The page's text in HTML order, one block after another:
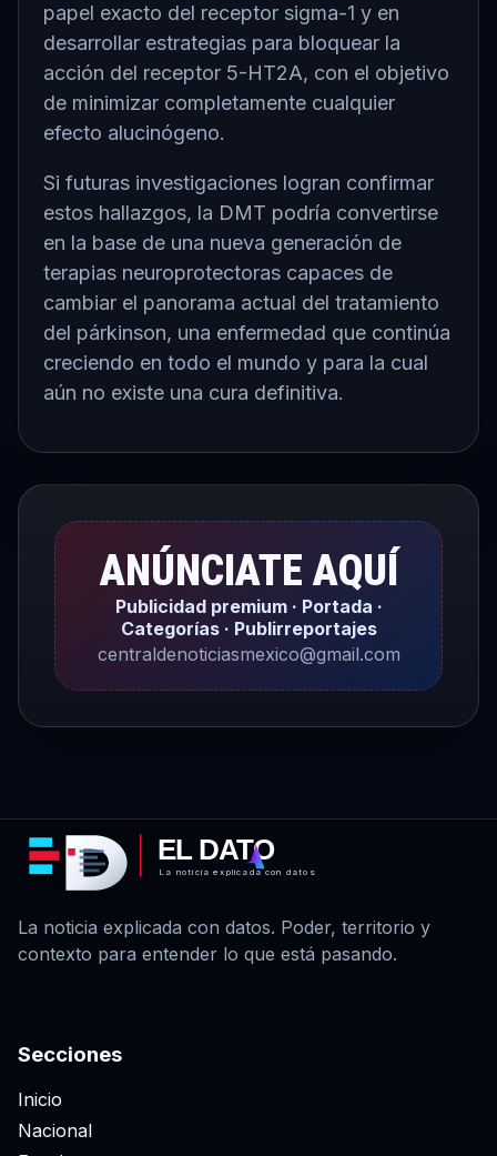
papel exacto del receptor sigma-1 y en
desarrollar estrategias para bloquear la
acción del receptor 5-HT2A, con el objetivo
de minimizar completamente cualquier
efecto alucinógeno.
Si futuras investigaciones logran confirmar
estos hallazgos, la DMT podría convertirse
en la base de una nueva generación de
terapias neuroprotectoras capaces de
cambiar el panorama actual del tratamiento
del párkinson, una enfermedad que continúa
creciendo en todo el mundo y para la cual
aún no existe una cura definitiva.
ANÚNCIATE AQUÍ
Publicidad premium · Portada ·
Categorías · Publirreportajes
centraldenoticiasmexico@gmail.com
EL DATO
La noticia explicada con datos
La noticia explicada con datos. Poder, territorio y
contexto para entender lo que está pasando.
Secciones
Inicio
Nacional